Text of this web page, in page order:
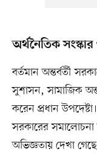
অর্থনৈতিক
বর্তমান অন্তর্বর্তী
সুশাসন, সামাজিক
করেন প্রধান
সরকারের
অভিজ্ঞতায় দেখা